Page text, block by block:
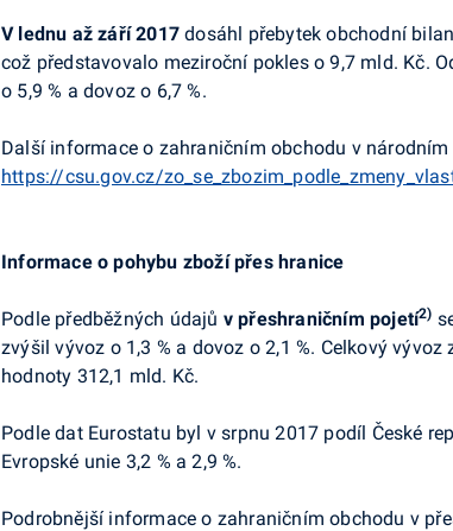
V lednu až září 2017 dosáhl přebytek obchodní
což představovalo meziroční pokles o 9,7 mld. Kč.
o 5,9 % a dovoz o 6,7 %.
Další informace o zahraničním obchodu v národním
https://csu.gov.cz/
Informace o pohybu zboží přes hranice
Podle předběžných údajů v přeshraničním pojetí2)
zvýšil vývoz o 1,3 % a dovoz o 2,1 %. Celkový
hodnoty 312,1 mld. Kč.
Podle dat Eurostatu byl v srpnu 2017 podíl České
Evropské unie 3,2 % a 2,9 %.
Podrobnější informace o zahraničním obchodu v